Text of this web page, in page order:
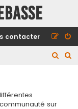
contacter
sur